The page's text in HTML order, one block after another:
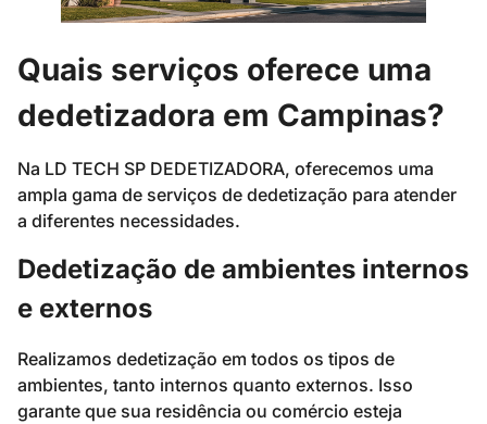
Quais serviços oferece uma
dedetizadora em Campinas?
Na LD TECH SP DEDETIZADORA, oferecemos uma
ampla gama de serviços de dedetização para atender
a diferentes necessidades.
Dedetização de ambientes internos
e externos
Realizamos dedetização em todos os tipos de
ambientes, tanto internos quanto externos. Isso
garante que sua residência ou comércio esteja